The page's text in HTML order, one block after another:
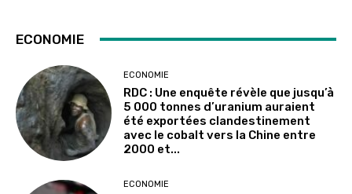
ECONOMIE
ECONOMIE
RDC : Une enquête révèle que jusqu’à
5 000 tonnes d’uranium auraient
été exportées clandestinement
avec le cobalt vers la Chine entre
2000 et...
ECONOMIE